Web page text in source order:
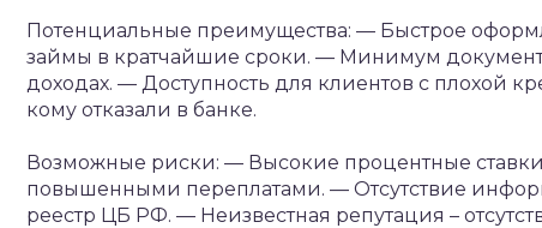
Потенциальные преимущества: — Быстрое
займы в кратчайшие сроки. — Минимум
доходах. — Доступность для клиентов с плохой
кому отказали в банке.
Возможные риски: — Высокие процентные
повышенными переплатами. — Отсутствие
реестр ЦБ РФ. — Неизвестная репутация –